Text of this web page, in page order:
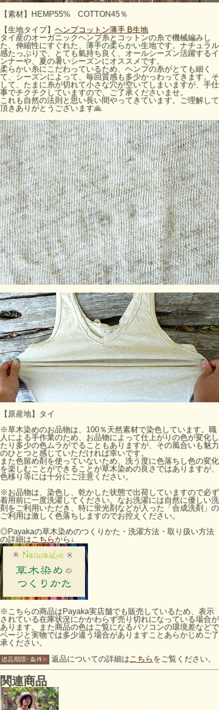
【素材】HEMP55% COTTON45％
【生地タイプ】 ヘンプコットン薄手 B生地
タイ産のオーガニックヘンプ糸とコットンの糸で機械編みし
た、伸縮性にすぐれた、薄手の柔らかい生地です。ナチュラル
感たっぷりで、とても氣持ち良く、オールシーズン活躍するイ
ンナーや、夏の暑いシーズンにオススメです。
柔らかい糸にこだわっているため、ヘンプの糸がとても細く
て、シーズンによって、毎回質感も多少かっわってきます。そ
して、たまに糸が切れて小さな穴が空いてしまいますが、手仕
事でチクチクしていますので、ご了承くださいませ。
これも自然の法則と思い長い間やってきています。ご理解して
頂きありがとうございます🙏
【原産地】タイ
※草木染めのお品物は、100％天然素材で染色しています。職
人による手作業のため、お品物によって仕上がりの色が変化し
たり多少の色ムラがでることもありますが、その風合いも魅力
のひとつと感じていただければ幸いです。
また色留め剤を使っていないため、洗う度に色落ちし色の変化
を楽しむことができることが草木染めの良さではありますが、
色移り等には十分にご注意ください。
※お品物は、染色し、乾かした状態で出荷していますので必ず
着用前に一度洗濯してください。なお洗濯には自然に優しい洗
剤をご利用いただき、特に蛍光剤などが入った「合成洗剤」の
ご利用は激しく色落ちしますのでお控えください。
◎Payakaの草木染めのつくりかた・洗濯方法・取り扱い方法
の詳細はこちらから↓
※こちらの商品はPayaka実店舗でも販売しているため、表示
されている在庫状況にかかわらず売り切れになっている場合が
あります。また商品の色はご覧になるパソコンの環境差などで
ページと実物では多少違う場合がありますことあらかじめご了
承ください。
返品についての詳細はこちら をご覧ください。
関連商品